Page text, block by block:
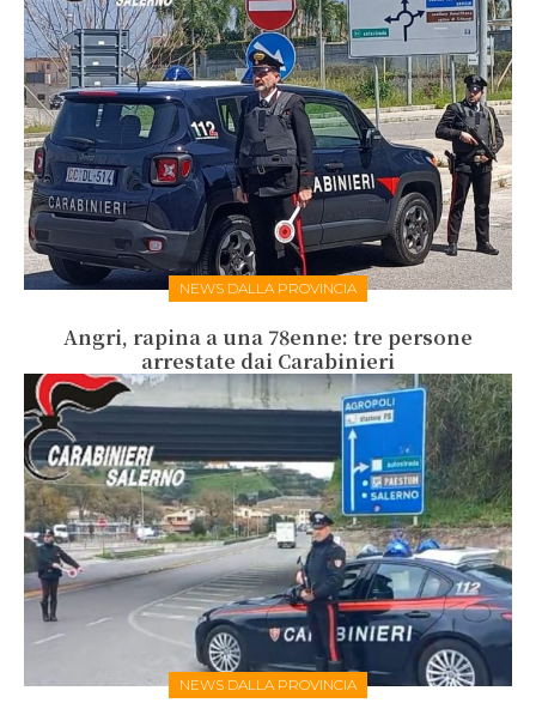
NEWS DALLA PROVINCIA
Angri, rapina a una 78enne: tre persone
arrestate dai Carabinieri
NEWS DALLA PROVINCIA